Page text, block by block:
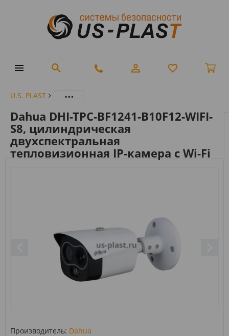
U.S. PLAST ...
Dahua DHI-TPC-BF1241-B10F12-WIFI-
S8, цилиндрическая
двухспектральная
тепловизионная IP-камера с Wi-Fi
Производитель: Dahua